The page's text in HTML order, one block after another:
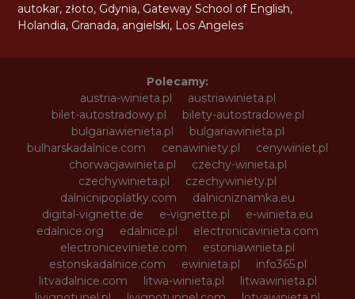
autokar, złoto, Gdynia, Gateway School of English,
Holandia, Granada, angielski, Los Angeles
Polecamy:
austria-winieta.pl
austriawinieta.pl
bilet-autostradowy.pl
bilety-autostradowe.pl
bulgariawienieta.pl
bulgariawinieta.pl
bulharskadalnice.com
cenawiniety.pl
cenywiniet.pl
chorwacjawinieta.pl
czechy-winieta.pl
czechywinieta.pl
czechywiniety.pl
dalnicnipoplatky.com
dalnicniznamka.eu
digital-vignette.de
e-vignette.pl
e-winieta.eu
edalnice.org
edalnice.pl
electronicavinieta.com
electroniceviniete.com
estoniawinieta.pl
estonskadalnice.com
ewinieta.pl
info365.pl
litvadalnice.com
litwa-winieta.pl
litwawinieta.pl